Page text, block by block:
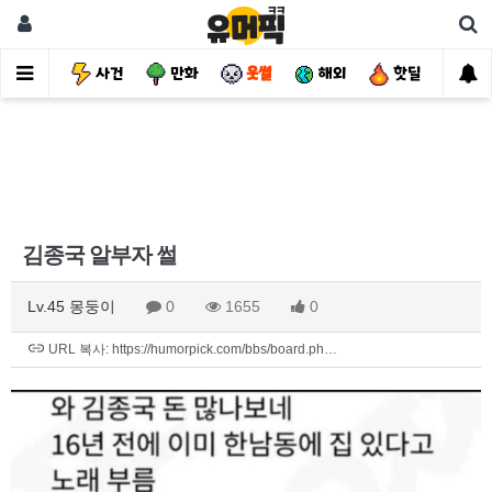
유머 사건 만화 웃썰 해외 핫딜 자
김종국 알부자 썰
Lv.45 몽둥이 0 1655 0
URL 복사: https://humorpick.com/bbs/board.ph…